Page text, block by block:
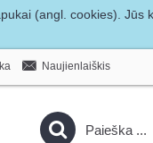
(angl. cookies).
Naujienlaiškis